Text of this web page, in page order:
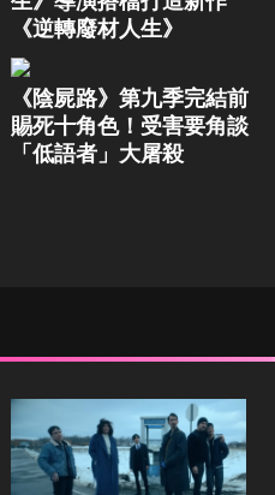
《逆轉廢材人生》
《陰屍路》第九季完結前
賜死十角色！受害要角談
「低語者」大屠殺